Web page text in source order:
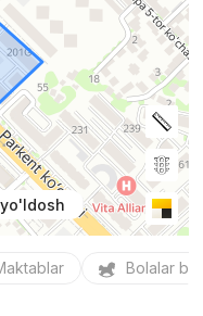
Bolalar